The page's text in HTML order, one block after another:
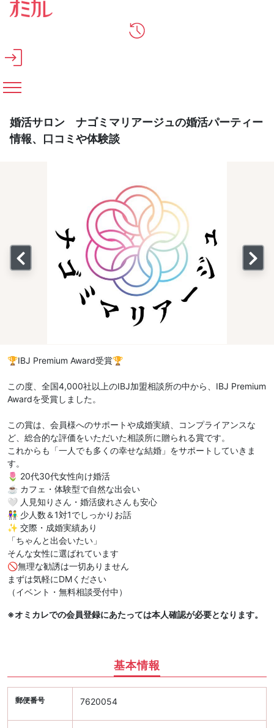
メインコンテンツへスキップ
婚活サロン ナゴミマリアージュの婚活パーティー
情報、口コミや体験談
🏆IBJ Premium Award受賞🏆
この度、全国4,000社以上のIBJ加盟相談所の中から、IBJ Premium
Awardを受賞しました。
この賞は、会員様へのサポートや成婚実績、コンプライアンスな
ど、総合的な評価をいただいた相談所に贈られる賞です。
これからも「一人でも多くの幸せな結婚」をサポートしていきま
す。
🌷 20代30代女性向け婚活
☕ カフェ・体験型で自然な出会い
🤍 人見知りさん・婚活疲れさんも安心
👫 少人数＆1対1でしっかりお話
✨ 交際・成婚実績あり
「ちゃんと出会いたい」
そんな女性に選ばれています
🚫無理な勧誘は一切ありません
まずは気軽にDMください
（イベント・無料相談受付中）
※オミカレでの会員登録にあたっては本人確認が必要となります。
基本情報
郵便番号 7620054